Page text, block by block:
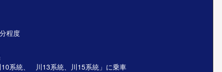
程度
10系統、 川13系統、川15系統」に乗車